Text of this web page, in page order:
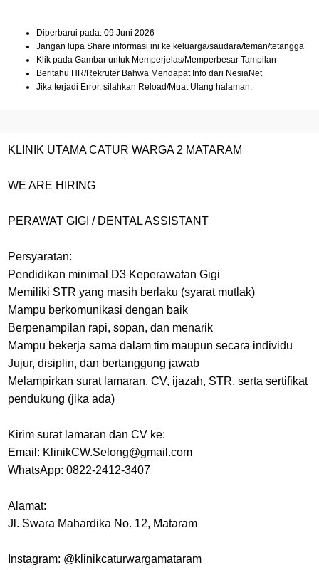
Diperbarui pada: 09 Juni 2026
Jangan lupa Share informasi ini ke keluarga/saudara/teman/tetangga
Klik pada Gambar untuk Memperjelas/Memperbesar Tampilan
Beritahu HR/Rekruter Bahwa Mendapat Info dari NesiaNet
Jika terjadi Error, silahkan Reload/Muat Ulang halaman.
KLINIK UTAMA CATUR WARGA 2 MATARAM
WE ARE HIRING
PERAWAT GIGI / DENTAL ASSISTANT
Persyaratan:
Pendidikan minimal D3 Keperawatan Gigi
Memiliki STR yang masih berlaku (syarat mutlak)
Mampu berkomunikasi dengan baik
Berpenampilan rapi, sopan, dan menarik
Mampu bekerja sama dalam tim maupun secara individu
Jujur, disiplin, dan bertanggung jawab
Melampirkan surat lamaran, CV, ijazah, STR, serta sertifikat
pendukung (jika ada)
Kirim surat lamaran dan CV ke:
Email: KlinikCW.Selong@gmail.com
WhatsApp: 0822-2412-3407
Alamat:
Jl. Swara Mahardika No. 12, Mataram
Instagram: @klinikcaturwargamataram